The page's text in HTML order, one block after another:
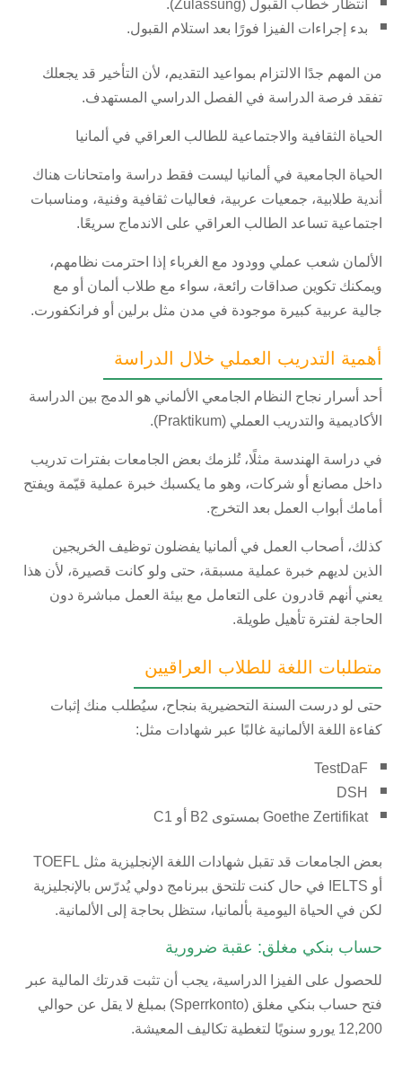
انتظار خطاب القبول (Zulassung).
بدء إجراءات الفيزا فورًا بعد استلام القبول.
من المهم جدًا الالتزام بمواعيد التقديم، لأن التأخير قد يجعلك
تفقد فرصة الدراسة في الفصل الدراسي المستهدف.
الحياة الثقافية والاجتماعية للطالب العراقي في ألمانيا
الحياة الجامعية في ألمانيا ليست فقط دراسة وامتحانات هناك
أندية طلابية، جمعيات عربية، فعاليات ثقافية وفنية، ومناسبات
اجتماعية تساعد الطالب العراقي على الاندماج سريعًا.
الألمان شعب عملي وودود مع الغرباء إذا احترمت نظامهم،
ويمكنك تكوين صداقات رائعة، سواء مع طلاب ألمان أو مع
جالية عربية كبيرة موجودة في مدن مثل برلين أو فرانكفورت.
أهمية التدريب العملي خلال الدراسة
أحد أسرار نجاح النظام الجامعي الألماني هو الدمج بين الدراسة
الأكاديمية والتدريب العملي (Praktikum).
في دراسة الهندسة مثلًا، تُلزمك بعض الجامعات بفترات تدريب
داخل مصانع أو شركات، وهو ما يكسبك خبرة عملية قيّمة ويفتح
أمامك أبواب العمل بعد التخرج.
كذلك، أصحاب العمل في ألمانيا يفضلون توظيف الخريجين
الذين لديهم خبرة عملية مسبقة، حتى ولو كانت قصيرة، لأن هذا
يعني أنهم قادرون على التعامل مع بيئة العمل مباشرة دون
الحاجة لفترة تأهيل طويلة.
متطلبات اللغة للطلاب العراقيين
حتى لو درست السنة التحضيرية بنجاح، سيُطلب منك إثبات
كفاءة اللغة الألمانية غالبًا عبر شهادات مثل:
TestDaF
DSH
Goethe Zertifikat بمستوى B2 أو C1
بعض الجامعات قد تقبل شهادات اللغة الإنجليزية مثل TOEFL
أو IELTS في حال كنت تلتحق ببرنامج دولي يُدرّس بالإنجليزية
لكن في الحياة اليومية بألمانيا، ستظل بحاجة إلى الألمانية.
حساب بنكي مغلق: عقبة ضرورية
للحصول على الفيزا الدراسية، يجب أن تثبت قدرتك المالية عبر
فتح حساب بنكي مغلق (Sperrkonto) بمبلغ لا يقل عن حوالي
12,200 يورو سنويًا لتغطية تكاليف المعيشة.